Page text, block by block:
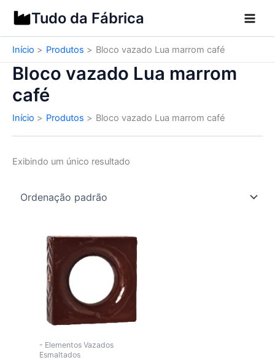
para
o
conteúdo
Tudo da Fábrica
Início Produtos Bloco vazado Lua marrom café
Bloco vazado Lua marrom
café
Início Produtos Bloco vazado Lua marrom café
Exibindo um único resultado
- Elementos Vazados
Esmaltados